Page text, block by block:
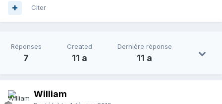
Citer
Réponses
7
Created
11 a
Dernière réponse
11 a
William